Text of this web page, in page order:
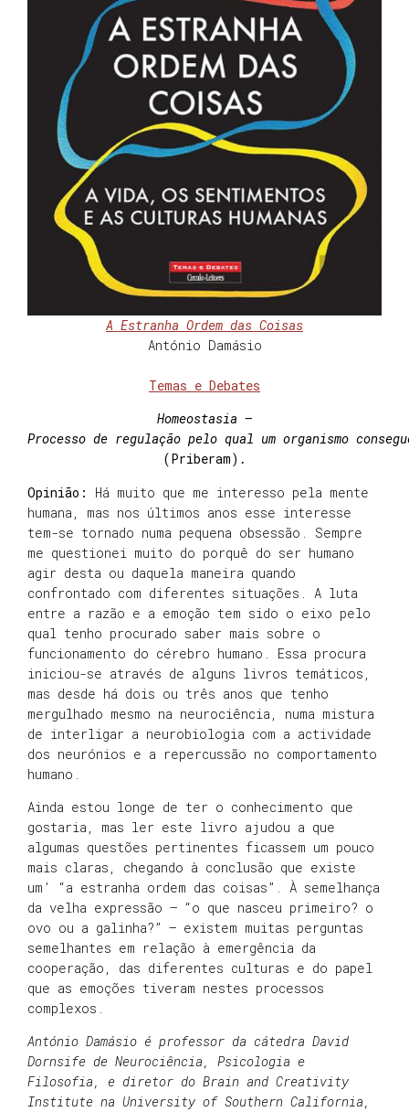
A Estranha Ordem das Coisas
António Damásio
Temas e Debates
Homeostasia –
Processo de regulação pelo qual um organismo
(Priberam) .
Opinião:
Há muito que me interesso pela mente
humana, mas nos últimos anos esse interesse
tem-se tornado numa pequena obsessão. Sempre
me questionei muito do porquê do ser humano
agir desta ou daquela maneira quando
confrontado com diferentes situações. A luta
entre a razão e a emoção tem sido o eixo pelo
qual tenho procurado saber mais sobre o
funcionamento do cérebro humano. Essa procura
iniciou-se através de alguns livros temáticos,
mas desde há dois ou três anos que tenho
mergulhado mesmo na neurociência, numa mistura
de interligar a neurobiologia com a actividade
dos neurónios e a repercussão no comportamento
humano.
Ainda estou longe de ter o conhecimento que
gostaria, mas ler este livro ajudou a que
algumas questões pertinentes ficassem um pouco
mais claras, chegando à conclusão que existe
um’ “a estranha ordem das coisas”. À semelhança
da velha expressão – “o que nasceu primeiro? o
ovo ou a galinha?” – existem muitas perguntas
semelhantes em relação à emergência da
cooperação, das diferentes culturas e do papel
que as emoções tiveram nestes processos
complexos.
António Damásio é professor da cátedra David
Dornsife de Neurociência, Psicologia e
Filosofia, e diretor do Brain and Creativity
Institute na University of Southern California,